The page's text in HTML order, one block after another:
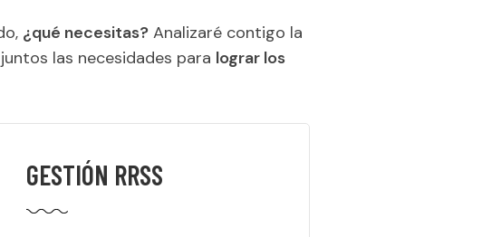
¿qué necesitas? Analizaré contigo la
las necesidades para lograr los
GESTIÓN RRSS